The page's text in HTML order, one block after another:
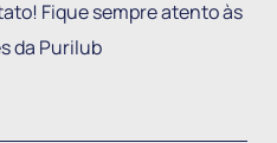
Fique sempre atento às
da Purilub